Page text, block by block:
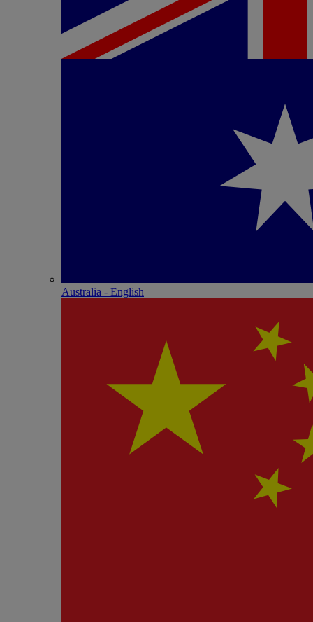
Australia - English